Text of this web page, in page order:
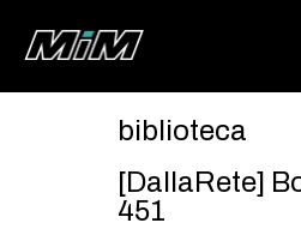
ABOUT
biblioteca
[DallaRete]
451